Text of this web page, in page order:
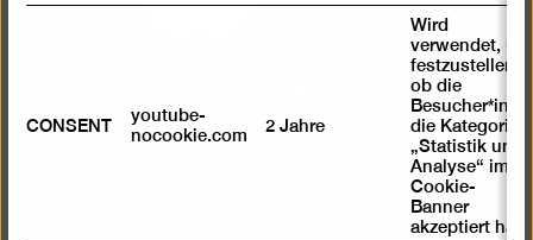
CONSENT
youtube-
nocookie.com
2 Jahre
Wird
verwendet, um
festzustellen ,
ob die
Besucher*in
die Kategorie
„Statistik und
Analyse“ im
Cookie-
Banner
akzeptiert hat